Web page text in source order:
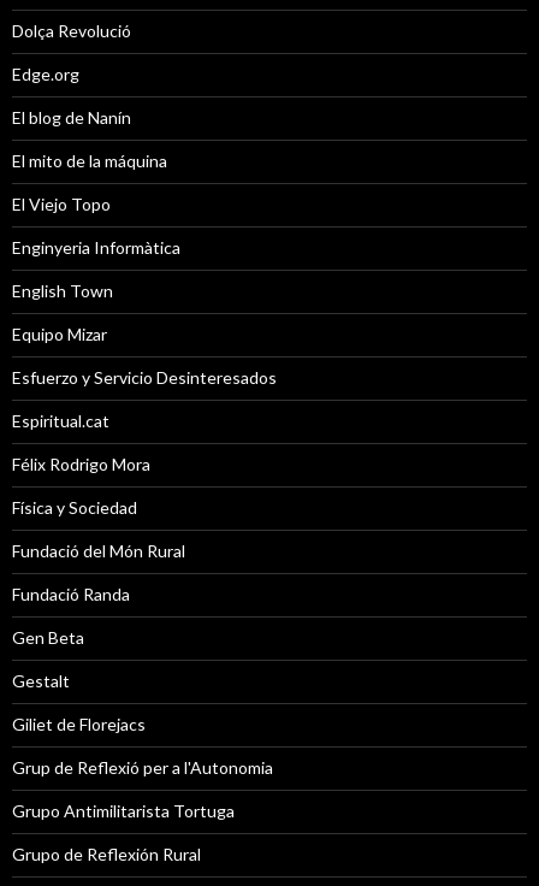
Dolça Revolució
Edge.org
El blog de Nanín
El mito de la máquina
El Viejo Topo
Enginyeria Informàtica
English Town
Equipo Mizar
Esfuerzo y Servicio Desinteresados
Espiritual.cat
Félix Rodrigo Mora
Física y Sociedad
Fundació del Món Rural
Fundació Randa
Gen Beta
Gestalt
Giliet de Florejacs
Grup de Reflexió per a l'Autonomia
Grupo Antimilitarista Tortuga
Grupo de Reflexión Rural